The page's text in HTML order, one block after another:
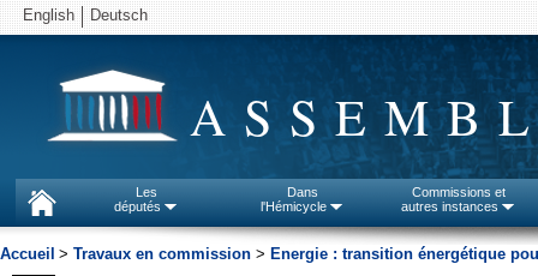
English Deutsch
Les
députés
Dans
l'Hémicycle
Commissions et
autres instances
Accueil > Travaux en commission > Energie : transition énergétique